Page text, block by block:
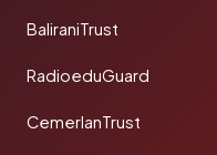
BaliraniTrust
RadioeduGuard
CemerlanTrust